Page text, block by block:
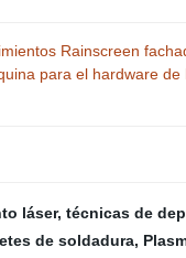
Rainscreen
para el hardware
láser, técnicas de
de soldadura,